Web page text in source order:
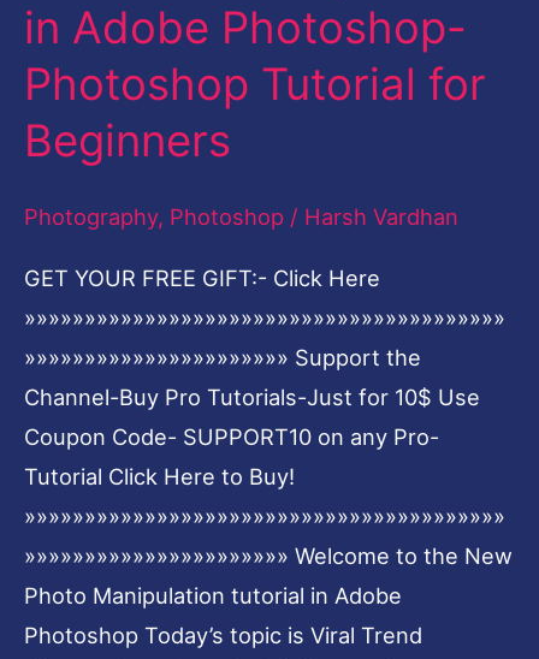
in Adobe Photoshop-
Photoshop Tutorial for
Beginners
Photography, Photoshop / Harsh Vardhan
GET YOUR FREE GIFT:- Click Here
»»»»»»»»»»»»»»»»»»»»»»»»»»»»»»»»»»»»»»»»
»»»»»»»»»»»»»»»»»»»»»» Support the
Channel-Buy Pro Tutorials-Just for 10$ Use
Coupon Code- SUPPORT10 on any Pro-
Tutorial Click Here to Buy!
»»»»»»»»»»»»»»»»»»»»»»»»»»»»»»»»»»»»»»»»
»»»»»»»»»»»»»»»»»»»»»» Welcome to the New
Photo Manipulation tutorial in Adobe
Photoshop Today’s topic is Viral Trend
Hai
Photo
Manipulation
in
Photoshop-